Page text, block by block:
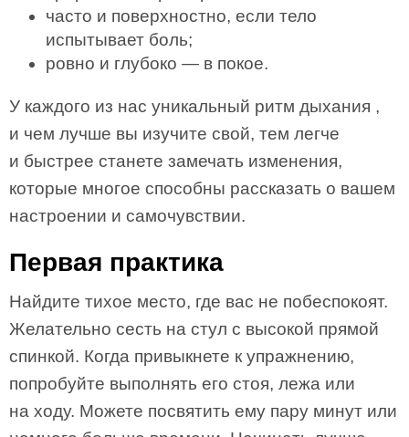
часто и поверхностно, если тело
испытывает боль;
ровно и глубоко — в покое.
У каждого из нас уникальный ритм дыхания ,
и чем лучше вы изучите свой, тем легче
и быстрее станете замечать изменения,
которые многое способны рассказать о вашем
настроении и самочувствии.
Первая практика
Найдите тихое место, где вас не побеспокоят.
Желательно сесть на стул с высокой прямой
спинкой. Когда привыкнете к упражнению,
попробуйте выполнять его стоя, лежа или
на ходу. Можете посвятить ему пару минут или